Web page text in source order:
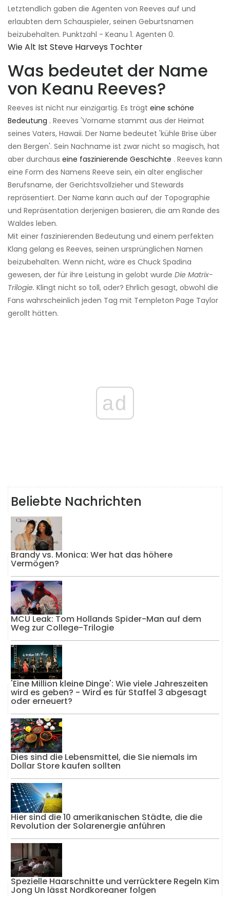
Letztendlich gaben die Agenten von Reeves auf und
erlaubten dem Schauspieler, seinen Geburtsnamen
beizubehalten. Punktzahl - Keanu 1. Agenten 0.
Wie Alt Ist Steve Harveys Tochter
Was bedeutet der Name
von Keanu Reeves?
Reeves ist nicht nur einzigartig. Es trägt eine schöne
Bedeutung . Reeves 'Vorname stammt aus der Heimat
seines Vaters, Hawaii. Der Name bedeutet 'kühle Brise über
den Bergen'. Sein Nachname ist zwar nicht so magisch, hat
aber durchaus eine faszinierende Geschichte . Reeves kann
eine Form des Namens Reeve sein, ein alter englischer
Berufsname, der Gerichtsvollzieher und Stewards
repräsentiert. Der Name kann auch auf der Topographie
und Repräsentation derjenigen basieren, die am Rande des
Waldes leben.
Mit einer faszinierenden Bedeutung und einem perfekten
Klang gelang es Reeves, seinen ursprünglichen Namen
beizubehalten. Wenn nicht, wäre es Chuck Spadina
gewesen, der für ihre Leistung in gelobt wurde Die Matrix-
Trilogie. Klingt nicht so toll, oder? Ehrlich gesagt, obwohl die
Fans wahrscheinlich jeden Tag mit Templeton Page Taylor
gerollt hätten.
ad
Beliebte Nachrichten
Brandy vs. Monica: Wer hat das höhere
Vermögen?
MCU Leak: Tom Hollands Spider-Man auf dem
Weg zur College-Trilogie
'Eine Million kleine Dinge': Wie viele Jahreszeiten
wird es geben? - Wird es für Staffel 3 abgesagt
oder erneuert?
Dies sind die Lebensmittel, die Sie niemals im
Dollar Store kaufen sollten
Hier sind die 10 amerikanischen Städte, die die
Revolution der Solarenergie anführen
Spezielle Haarschnitte und verrücktere Regeln Kim
Jong Un lässt Nordkoreaner folgen